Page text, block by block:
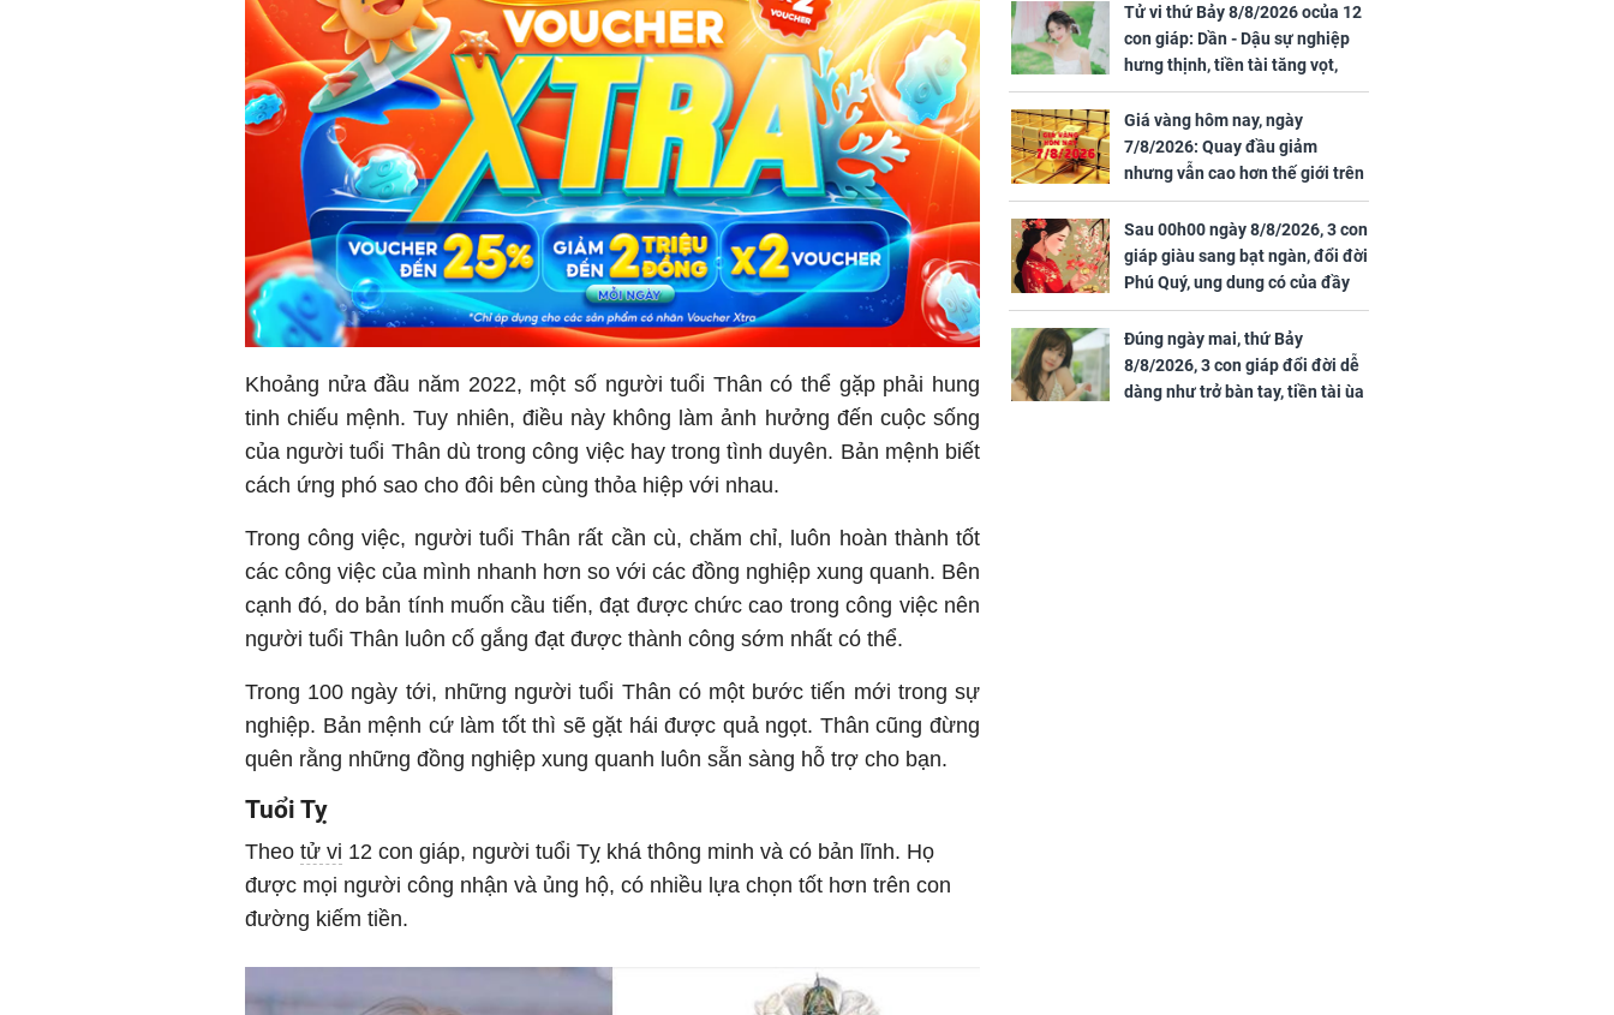
Khoảng nửa đầu năm 2022, một số người tuổi Thân có thể gặp phải hung
tinh chiếu mệnh. Tuy nhiên, điều này không làm ảnh hưởng đến cuộc sống
của người tuổi Thân dù trong công việc hay trong tình duyên. Bản mệnh biết
cách ứng phó sao cho đôi bên cùng thỏa hiệp với nhau.
Trong công việc, người tuổi Thân rất cần cù, chăm chỉ, luôn hoàn thành tốt
các công việc của mình nhanh hơn so với các đồng nghiệp xung quanh. Bên
cạnh đó, do bản tính muốn cầu tiến, đạt được chức cao trong công việc nên
người tuổi Thân luôn cố gắng đạt được thành công sớm nhất có thể.
Trong 100 ngày tới, những người tuổi Thân có một bước tiến mới trong sự
nghiệp. Bản mệnh cứ làm tốt thì sẽ gặt hái được quả ngọt. Thân cũng đừng
quên rằng những đồng nghiệp xung quanh luôn sẵn sàng hỗ trợ cho bạn.
Tuổi Tỵ
Theo tử vi 12 con giáp, người tuổi Tỵ khá thông minh và có bản lĩnh. Họ
được mọi người công nhận và ủng hộ, có nhiều lựa chọn tốt hơn trên con
đường kiếm tiền.
Tử vi thứ Bảy 8/8/2026 ocủa 12
con giáp: Dần - Dậu sự nghiệp
hưng thịnh, tiền tài tăng vọt,
Mão - Thân công việc bất trắc,
tiền mất tật mang
Giá vàng hôm nay, ngày
7/8/2026: Quay đầu giảm
nhưng vẫn cao hơn thế giới trên
7 triệu đồng
Sau 00h00 ngày 8/8/2026, 3 con
giáp giàu sang bạt ngàn, đổi đời
Phú Quý, ung dung có của đầy
nhà, ngày càng hưng thịnh sung
túc
Đúng ngày mai, thứ Bảy
8/8/2026, 3 con giáp đổi đời dễ
dàng như trở bàn tay, tiền tài ùa